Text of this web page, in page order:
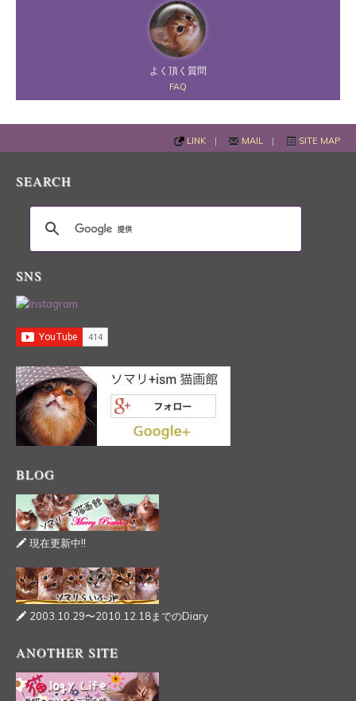
よく頂く質問
FAQ
LINK | MAIL | SITE MAP
SEARCH
SNS
BLOG
現在更新中!!
2003.10.29〜2010.12.18までのDiary
ANOTHER SITE